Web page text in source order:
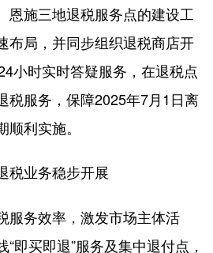
福建
湖北 湖南
海南 重庆
恩施三地退税服务点的建设工
布局，并同步组织退税商店开
小时实时答疑服务，在退税点
税服务，保障2025年7月1日离
利实施。
税业务稳步开展
务效率，激发市场主体活
即买即退”服务及集中退付点，